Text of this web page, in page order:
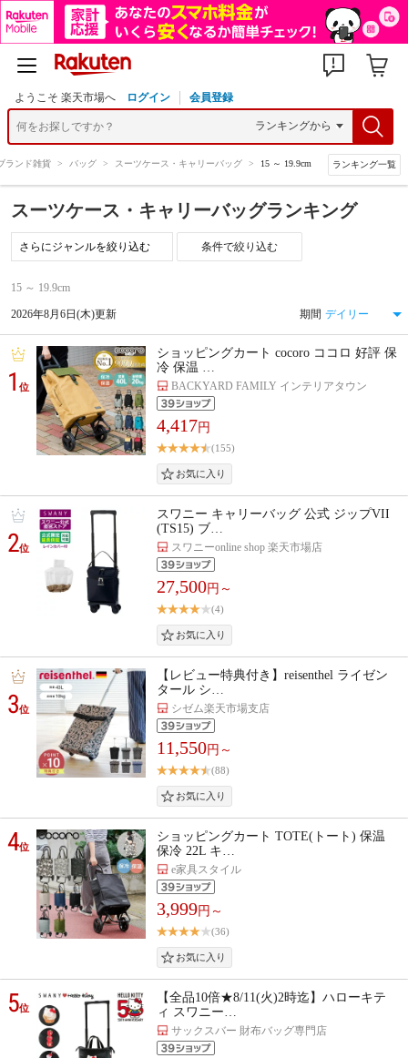
ようこそ 楽天市場へ ログイン 会員登録
ランド雑貨 > バッグ > スーツケース・キャリーバッグ > 15 ～ 19.9cm ランキング一覧
スーツケース・キャリーバッグランキング
条件で絞り込む
15 ～ 19.9cm
2026年8月6日(木)更新 期間
1位
ショッピングカート cocoro ココロ 好評 保
冷 保温 …
BACKYARD FAMILY インテリアタウン
4,417円
(155)
2位
スワニー キャリーバッグ 公式 ジップVII
(TS15) ブ…
スワニーonline shop 楽天市場店
27,500円～
(4)
3位
【レビュー特典付き】reisenthel ライゼン
タール シ…
シゼム楽天市場支店
11,550円～
(88)
4位
ショッピングカート TOTE(トート) 保温
保冷 22L キ…
e家具スタイル
3,999円～
(36)
5位
【全品10倍★8/11(火)2時迄】ハローキテ
ィ スワニー…
サックスバー 財布バッグ専門店